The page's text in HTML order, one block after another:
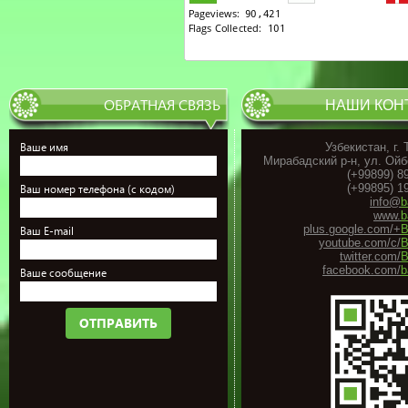
ОБРАТНАЯ СВЯЗЬ
Ваше имя
Ваш номер телефона (с кодом)
Ваш E-mail
Ваше сообщение
ОТПРАВИТЬ
НАШИ
Узбекистан, г.
Мирабадский р-н, ул.
(+99899)
(+99895)
info@
www.
plus.google.com/+
youtube.com/c/
twitter.com/
facebook.com/